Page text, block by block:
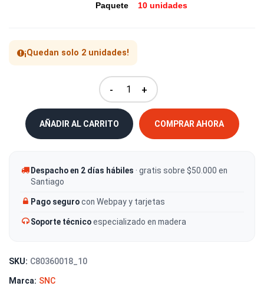
Paquete 10 unidades
¡Quedan solo 2 unidades!
- +
AÑADIR AL CARRITO COMPRAR AHORA
Despacho en 2 días hábiles · gratis sobre $50.000 en
Santiago
Pago segurocon Webpay y tarjetas
Soporte técnicoespecializado en madera
SKU: C80360018_10
Marca: SNC